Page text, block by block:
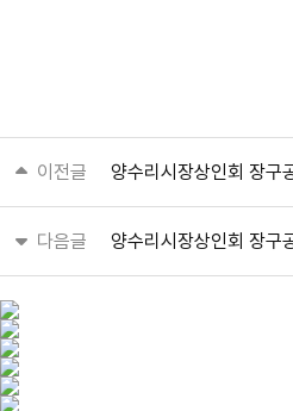
이전글 양수리시장상인회 장
다음글 양수리시장상인회 장